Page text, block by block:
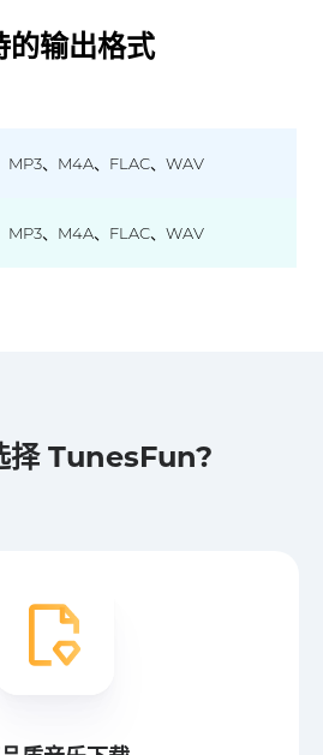
的输出格式
MP3、M4A、FLAC、WAV
MP3、M4A、FLAC、WAV
择 TunesFun?